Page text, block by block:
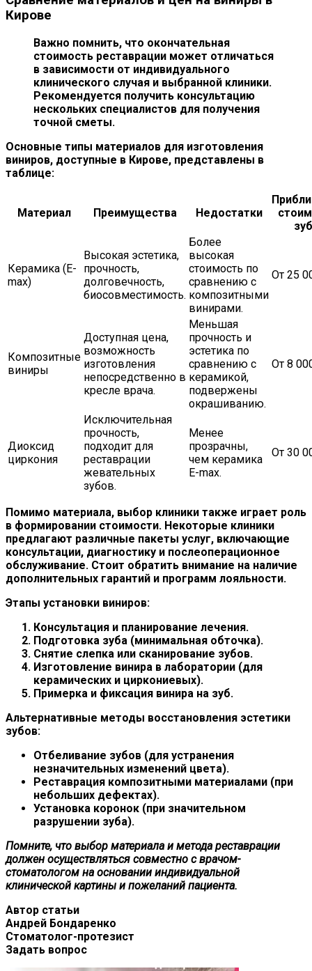
Кирове
Важно помнить, что окончательная
стоимость реставрации может отличаться
в зависимости от индивидуального
клинического случая и выбранной клиники.
Рекомендуется получить консультацию
нескольких специалистов для получения
точной сметы.
Основные типы материалов для изготовления
виниров, доступные в Кирове, представлены в
таблице:
Материал Преимущества Недостатки
Керамика (E-
max)
Высокая эстетика,
прочность,
долговечность,
биосовместимость.
Более
высокая
стоимость по
сравнению с
композитными
винирами.
От 25
Композитные
виниры
Доступная цена,
возможность
изготовления
непосредственно в
кресле врача.
Меньшая
прочность и
эстетика по
сравнению с
керамикой,
подвержены
окрашиванию.
От 8
Диоксид
циркония
Исключительная
прочность,
подходит для
реставрации
жевательных
зубов.
Менее
прозрачны,
чем керамика
E-max.
От 30
Помимо материала, выбор клиники также играет роль
в формировании стоимости. Некоторые клиники
предлагают различные пакеты услуг, включающие
консультации, диагностику и послеоперационное
обслуживание. Стоит обратить внимание на наличие
дополнительных гарантий и программ лояльности.
Этапы установки виниров:
Консультация и планирование лечения.
Подготовка зуба (минимальная обточка).
Снятие слепка или сканирование зубов.
Изготовление винира в лаборатории (для
керамических и циркониевых).
Примерка и фиксация винира на зуб.
Альтернативные методы восстановления эстетики
зубов:
Отбеливание зубов (для устранения
незначительных изменений цвета).
Реставрация композитными материалами (при
небольших дефектах).
Установка коронок (при значительном
разрушении зуба).
Помните, что выбор материала и метода реставрации
должен осуществляться совместно с врачом-
стоматологом на основании индивидуальной
клинической картины и пожеланий пациента.
Автор статьи
Андрей Бондаренко
Стоматолог-протезист
Задать вопрос